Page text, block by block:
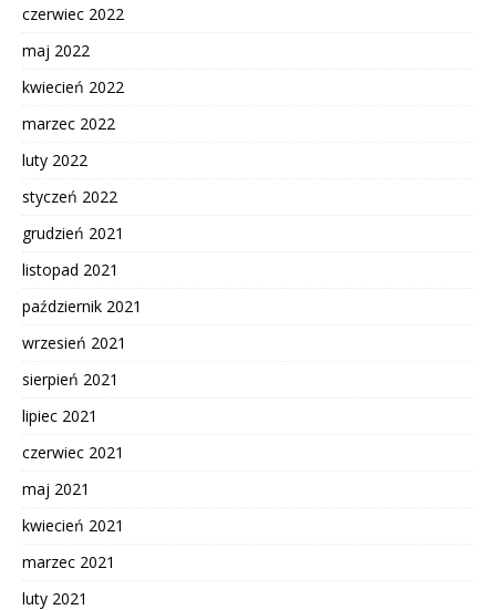
czerwiec 2022
maj 2022
kwiecień 2022
marzec 2022
luty 2022
styczeń 2022
grudzień 2021
listopad 2021
październik 2021
wrzesień 2021
sierpień 2021
lipiec 2021
czerwiec 2021
maj 2021
kwiecień 2021
marzec 2021
luty 2021